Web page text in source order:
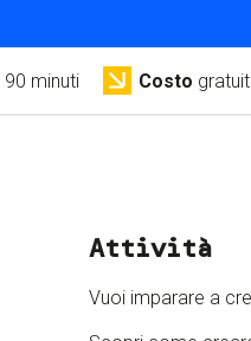
90 minuti Costo
Attività
Vuoi imparare a